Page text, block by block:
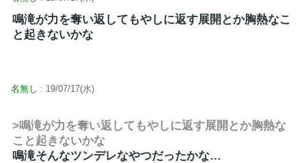
鳴滝が力を奪い返してもやしに返す展開とか胸熱なこ
と起きないかな
名無し : 19/07/17(水)
>鳴滝が力を奪い返してもやしに返す展開とか胸熱な
こと起きないかな
鳴滝そんなツンデレなやつだったかな…